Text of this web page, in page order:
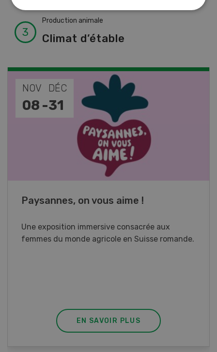
Production animale
Climat d’étable
NOV
08 -
DÉC
31
Paysannes, on vous aime !
Une exposition immersive consacrée aux
femmes du monde agricole en Suisse romande.
EN SAVOIR PLUS